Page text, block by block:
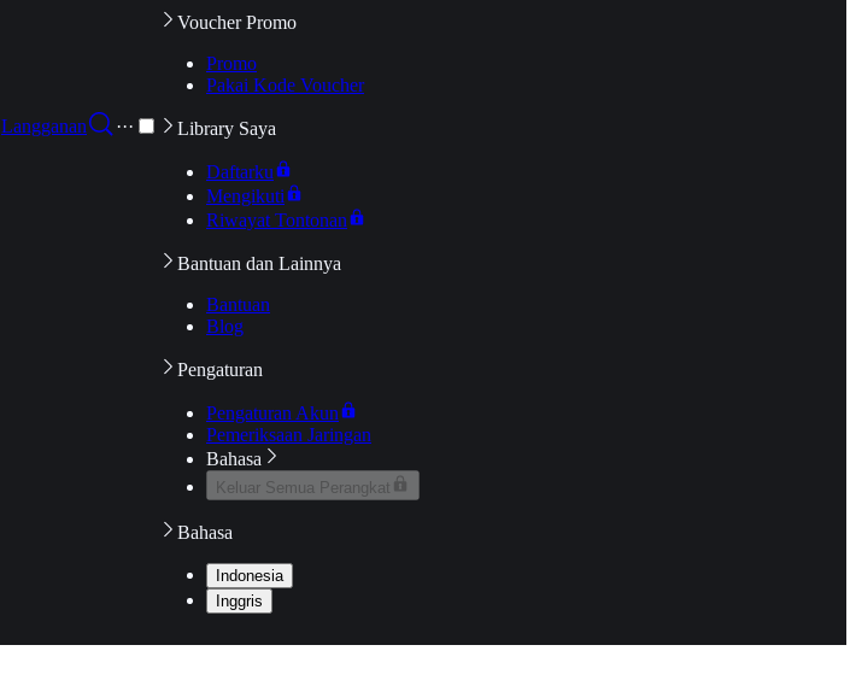
Langganan
···
Voucher Promo
Promo
Pakai Kode Voucher
Library Saya
Daftarku
Mengikuti
Riwayat Tontonan
Bantuan dan Lainnya
Bantuan
Blog
Pengaturan
Pengaturan Akun
Pemeriksaan Jaringan
Bahasa
Keluar Semua Perangkat
Bahasa
Indonesia
Inggris